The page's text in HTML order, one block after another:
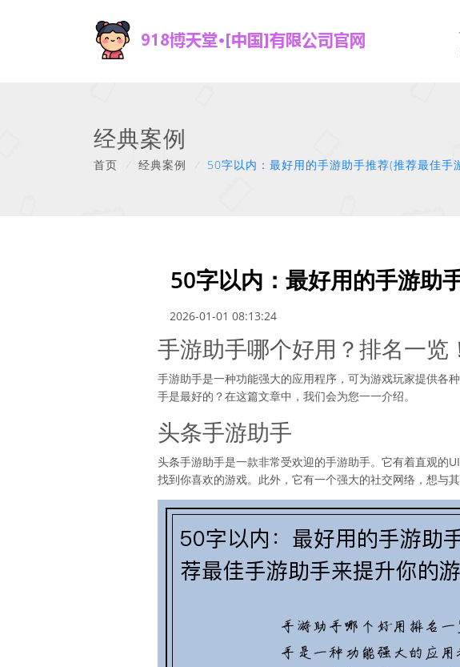
经典案例
首页 经典案例 50字以内：最好用的手游助手推荐(推荐最佳手
50字以内：最好用的手游助
2026-01-01 08:13:24
手游助手哪个好用？排名一览
手游助手是一种功能强大的应用程序，可为游戏玩家提供各
手是最好的？在这篇文章中，我们会为您一一介绍。
头条手游助手
头条手游助手是一款非常受欢迎的手游助手。它有着直观的
找到你喜欢的游戏。此外，它有一个强大的社交网络，想与